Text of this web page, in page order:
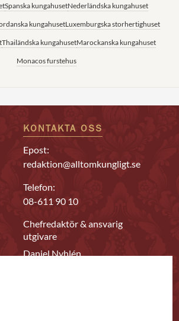
Spanska kungahusetNederländska kungahuset
kungahusetLuxemburgska storhertighuset
Thailändska kungahusetMarockanska kungahuset
Monacos furstehus
KONTAKTA OSS
Epost:
redaktion@alltomkungligt.se
Telefon:
08-611 90 10
Chefredaktör & ansvarig
utgivare
Daniel Nyhlén